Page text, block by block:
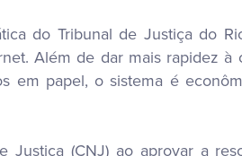
do Tribunal de Justiça do
Além de dar mais rapidez
em papel, o sistema é
Justiça (CNJ) ao aprovar a